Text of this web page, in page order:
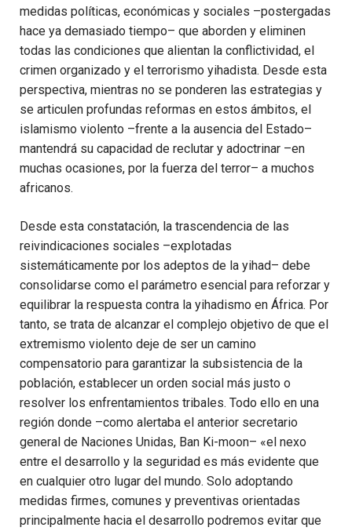
medidas políticas, económicas y sociales –postergadas
hace ya demasiado tiempo– que aborden y eliminen
todas las condiciones que alientan la conflictividad, el
crimen organizado y el terrorismo yihadista. Desde esta
perspectiva, mientras no se ponderen las estrategias y
se articulen profundas reformas en estos ámbitos, el
islamismo violento –frente a la ausencia del Estado–
mantendrá su capacidad de reclutar y adoctrinar –en
muchas ocasiones, por la fuerza del terror– a muchos
africanos.
Desde esta constatación, la trascendencia de las
reivindicaciones sociales –explotadas
sistemáticamente por los adeptos de la yihad– debe
consolidarse como el parámetro esencial para reforzar y
equilibrar la respuesta contra la yihadismo en África. Por
tanto, se trata de alcanzar el complejo objetivo de que el
extremismo violento deje de ser un camino
compensatorio para garantizar la subsistencia de la
población, establecer un orden social más justo o
resolver los enfrentamientos tribales. Todo ello en una
región donde –como alertaba el anterior secretario
general de Naciones Unidas, Ban Ki-moon– «el nexo
entre el desarrollo y la seguridad es más evidente que
en cualquier otro lugar del mundo. Solo adoptando
medidas firmes, comunes y preventivas orientadas
principalmente hacia el desarrollo podremos evitar que